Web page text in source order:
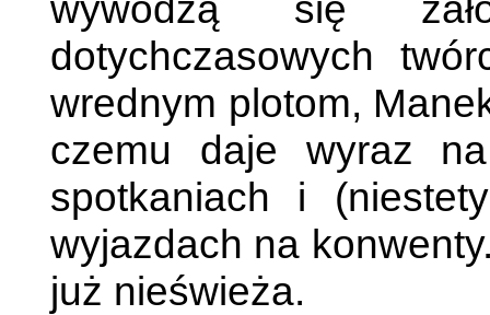
dotychczasowych
wrednym plotom,
czemu daje wyraz
spotkaniach i
wyjazdach na
już nieświeża.